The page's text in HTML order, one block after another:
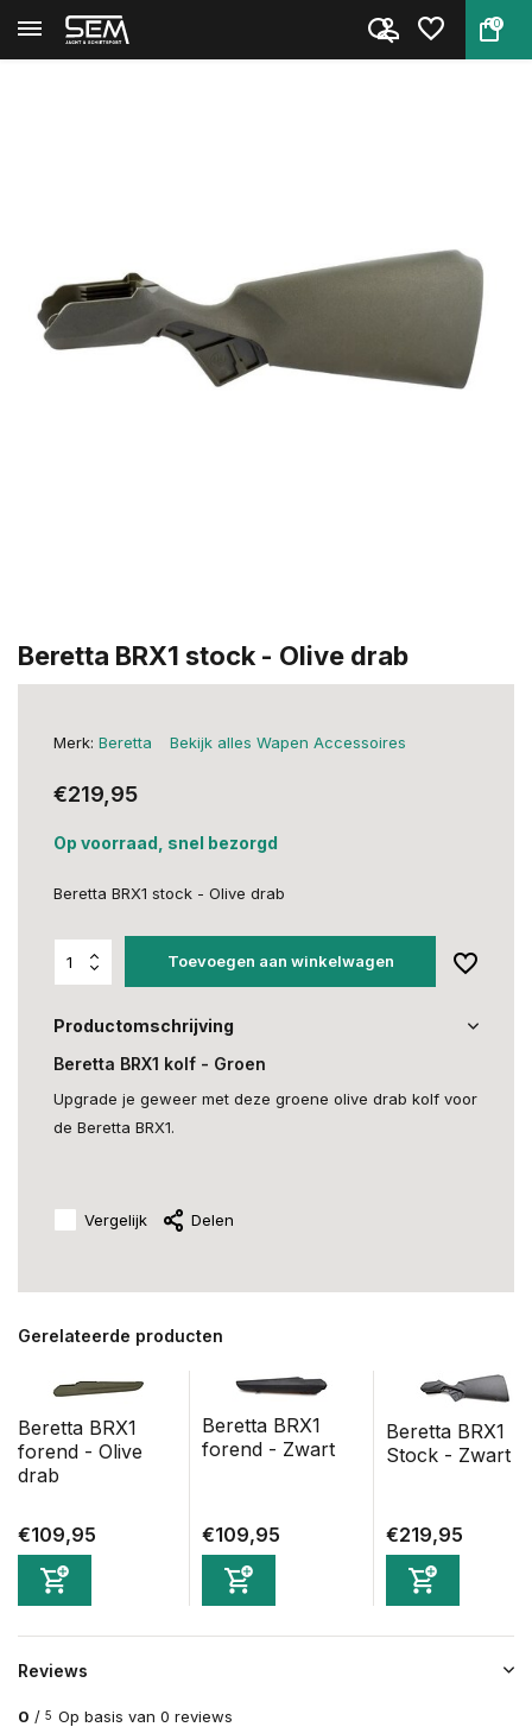
0
Terug Home Beretta BRX1 stock - Olive dra...
Beretta BRX1 stock - Olive drab
Merk: Beretta Bekijk alles Wapen Accessoires
€219,95
Op voorraad, snel bezorgd
Beretta BRX1 stock - Olive drab
Toevoegen aan winkelwagen
Productomschrijving
Beretta BRX1 kolf - Groen
Upgrade je geweer met deze groene olive drab kolf voor
de Beretta BRX1.
Vergelijk Delen
Gerelateerde producten
Beretta BRX1
forend - Olive
drab
€109,95
Beretta BRX1
forend - Zwart
€109,95
Beretta BRX1
Stock - Zwart
€219,95
Reviews
0 / 5 Op basis van 0 reviews